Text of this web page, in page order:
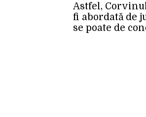
Astfel,
fi abordată de
se poate de